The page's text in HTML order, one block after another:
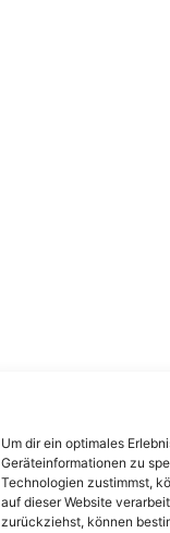
Um dir ein optimales
Geräteinformationen zu
Technologien zustimmst,
auf dieser Website
zurückziehst, können